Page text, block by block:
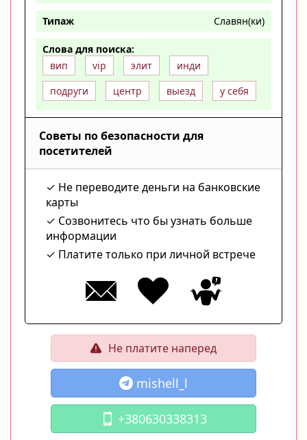
Типаж Славян(ки)
Слова для поиска:
вип
vip элит
инди
подруги
центр выезд у себя
Советы по безопасности для
посетителей
Не переводите деньги на банковские
карты
Созвонитесь что бы узнать больше
информации
Платите только при личной встрече
Не платите наперед
mishell_l
+380630338313